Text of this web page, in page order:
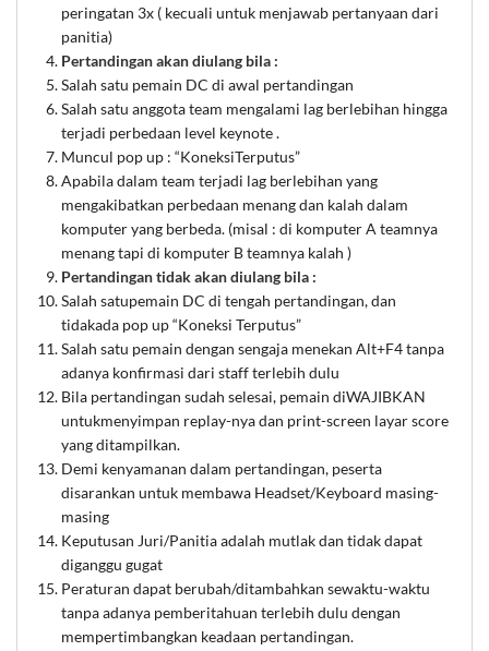
peringatan 3x ( kecuali untuk menjawab pertanyaan dari
panitia)
Pertandingan akan diulang bila :
Salah satu pemain DC di awal pertandingan
Salah satu anggota team mengalami lag berlebihan hingga
terjadi perbedaan level keynote .
Muncul pop up : “KoneksiTerputus”
Apabila dalam team terjadi lag berlebihan yang
mengakibatkan perbedaan menang dan kalah dalam
komputer yang berbeda. (misal : di komputer A teamnya
menang tapi di komputer B teamnya kalah )
Pertandingan tidak akan diulang bila :
Salah satupemain DC di tengah pertandingan, dan
tidakada pop up “Koneksi Terputus”
Salah satu pemain dengan sengaja menekan Alt+F4 tanpa
adanya konfirmasi dari staff terlebih dulu
Bila pertandingan sudah selesai, pemain diWAJIBKAN
untukmenyimpan replay-nya dan print-screen layar score
yang ditampilkan.
Demi kenyamanan dalam pertandingan, peserta
disarankan untuk membawa Headset/Keyboard masing-
masing
Keputusan Juri/Panitia adalah mutlak dan tidak dapat
diganggu gugat
Peraturan dapat berubah/ditambahkan sewaktu-waktu
tanpa adanya pemberitahuan terlebih dulu dengan
mempertimbangkan keadaan pertandingan.